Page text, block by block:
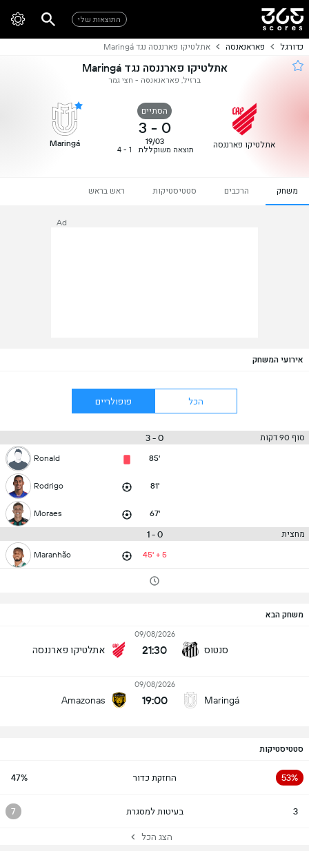
התוצאות שלי
כדורגל פאראנאנסה אתלטיקו פארננסה נגד Maringá
אתלטיקו פארננסה נגד Maringá
ברזיל, פאראנאנסה - חצי גמר
אתלטיקו פארננסה
הסתיים
0
-
3
19/03
תוצאה משוקללת
1 - 4
Maringá
משחק הרכבים סטטיסטיקות ראש בראש
Ad
אירועי המשחק
הכל פופולריים
סוף 90 דקות 0 - 3
85'
Ronald
81'
Rodrigo
67'
Moraes
מחצית 0 - 1
45' + 5
Maranhão
משחק הבא
סנטוס
09/08/2026
21:30 אתלטיקו פארננסה
Maringá
09/08/2026
19:00
Amazonas
סטטיסטיקות
53% החזקת כדור 47%
3 בעיטות למסגרת 7
הצג הכל